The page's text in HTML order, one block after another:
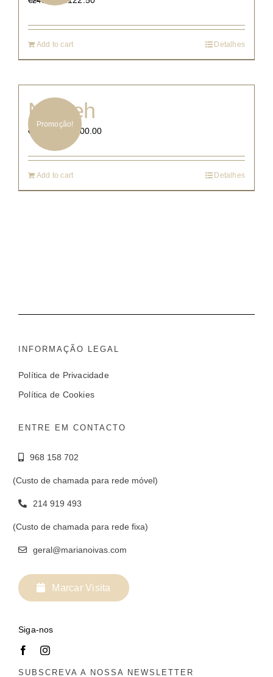
Add to cart Detalhes
Promoção!
Nadieh
€ 1,055.00 800.00
Add to cart Detalhes
INFORMAÇÃO LEGAL
Política de Privacidade
Política de Cookies
ENTRE EM CONTACTO
968 158 702
(Custo de chamada para rede móvel)
214 919 493
(Custo de chamada para rede fixa)
geral@marianoivas.com
Marcar Visita
Siga-nos
SUBSCREVA A NOSSA NEWSLETTER